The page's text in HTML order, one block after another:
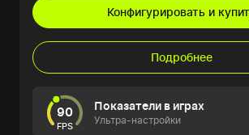
Конфигурировать и
Подробнее
90
FPS
Показатели в играх
Ультра-настройки